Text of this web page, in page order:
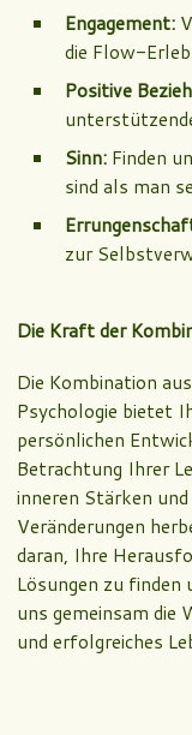
Engagement:
die Flow-
Positive
Sinn: Finden
sind als man
zur
Die Kraft der
Die Kombination
Psychologie bietet
persönlichen
Betrachtung Ihrer
inneren Stärken
Veränderungen
daran, Ihre
Lösungen zu finden
uns gemeinsam die
und erfolgreiches